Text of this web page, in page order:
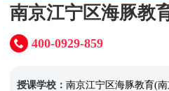
南京江宁区海豚教
400-0929-859
授课学校： 南京江宁区海豚教育(